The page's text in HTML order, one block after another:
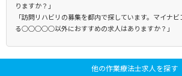
りますか？」
「訪問リハビリの募集を都内で探しています。マイナ
る○○○○○以外におすすめの求人はありますか？」
他の作業療法士求人を探す